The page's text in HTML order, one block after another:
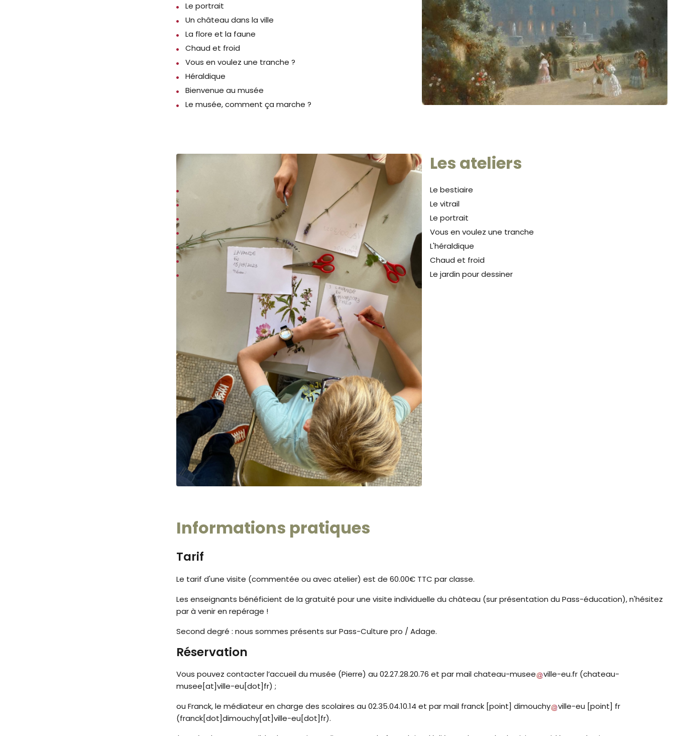
Le portrait
Un château dans la ville
La flore et la faune
Chaud et froid
Vous en voulez une tranche ?
Héraldique
Bienvenue au musée
Le musée, comment ça marche ?
Les ateliers
Le bestiaire
Le vitrail
Le portrait
Vous en voulez une tranche
L'héraldique
Chaud et froid
Le jardin pour dessiner
Informations pratiques
Tarif
Le tarif d'une visite (commentée ou avec atelier) est de 60.00€ TTC par classe.
Les enseignants bénéficient de la gratuité pour une visite individuelle du château (sur présentation du Pass-éducation), n'hésitez
par à venir en repérage !
Second degré : nous sommes présents sur Pass-Culture pro / Adage.
Réservation
Vous pouvez contacter l’accueil du musée (Pierre) au 02.27.28.20.76 et par mailchateau-musee ville-eu.fr (chateau-
musee[at]ville-eu[dot]fr) ;
ou Franck, le médiateur en charge des scolaires au 02.35.04.10.14 et par mail franck [point] dimouchy ville-eu [point] fr
(franck[dot]dimouchy[at]ville-eu[dot]fr).